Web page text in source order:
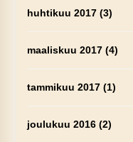
huhtikuu 2017(3)
maaliskuu 2017(4)
tammikuu 2017(1)
joulukuu 2016(2)